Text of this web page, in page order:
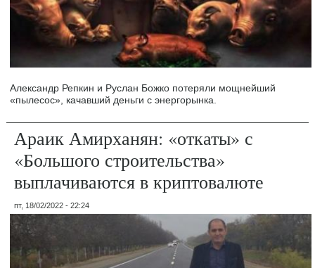
Александр Репкин и Руслан Божко потеряли мощнейший
«пылесос», качавший деньги с энергорынка.
Араик Амирханян: «откаты» с
«Большого строительства»
выплачиваются в криптовалюте
пт, 18/02/2022 - 22:24